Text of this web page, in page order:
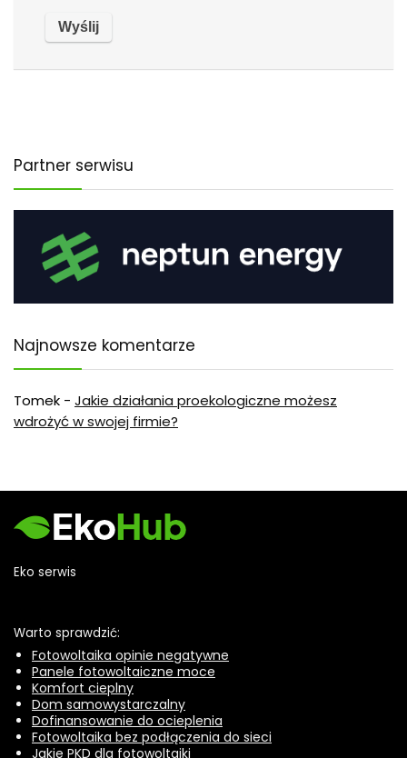
Partner serwisu
Najnowsze komentarze
Tomek - Jakie działania proekologiczne możesz
wdrożyć w swojej firmie?
Eko serwis
Warto sprawdzić:
Fotowoltaika opinie negatywne
Panele fotowoltaiczne moce
Komfort cieplny
Dom samowystarczalny
Dofinansowanie do ocieplenia
Fotowoltaika bez podłączenia do sieci
Jakie PKD dla fotowoltaiki